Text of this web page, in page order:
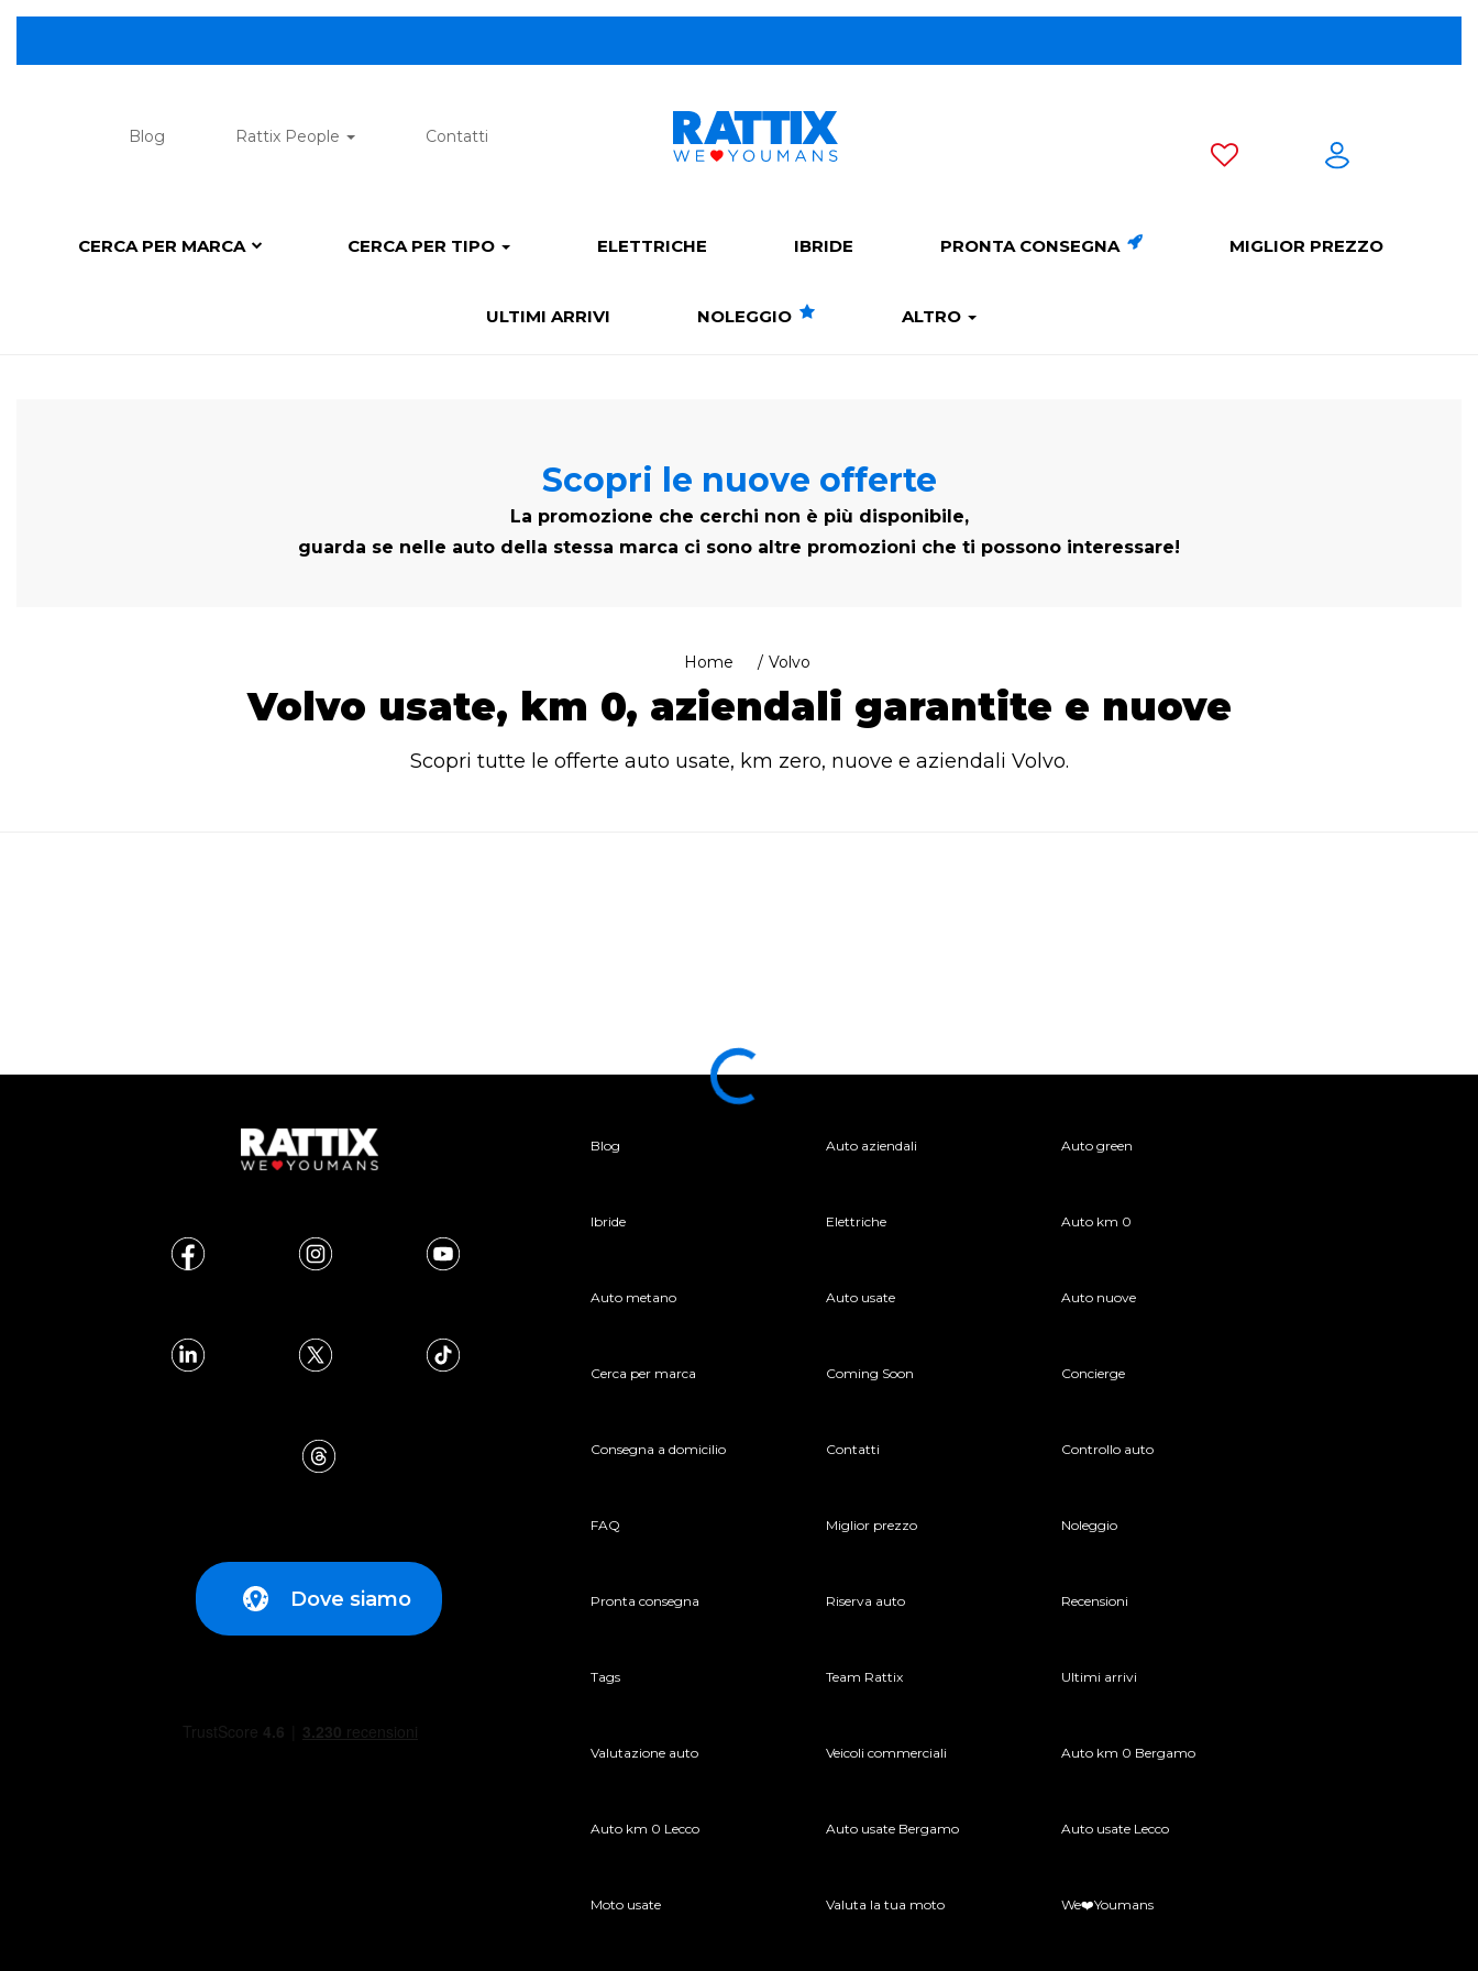
Blog Rattix People Contatti
CERCA PER MARCA CERCA PER TIPO ELETTRICHE IBRIDE PRONTA CONSEGNA MIGLIOR PREZZO
ULTIMI ARRIVI NOLEGGIO ALTRO
Scopri le nuove offerte
La promozione che cerchi non è più disponibile,
guarda se nelle auto della stessa marca ci sono altre promozioni che ti possono interessare!
Home Volvo
Volvo usate, km 0, aziendali garantite e nuove
Scopri tutte le offerte auto usate, km zero, nuove e aziendali Volvo.
Dove siamo
Blog Auto aziendali Auto green
Ibride Elettriche Auto km 0
Auto metano Auto usate Auto nuove
Cerca per marca Coming Soon Concierge
Consegna a domicilio Contatti Controllo auto
FAQ Miglior prezzo Noleggio
Pronta consegna Riserva auto Recensioni
Tags Team Rattix Ultimi arrivi
Valutazione auto Veicoli commerciali Auto km 0 Bergamo
Auto km 0 Lecco Auto usate Bergamo Auto usate Lecco
Moto usate Valuta la tua moto We❤️Youmans